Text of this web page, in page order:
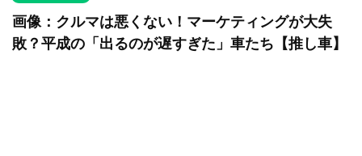
画像：クルマは悪くない！マーケティングが大失
敗？平成の「出るのが遅すぎた」車たち【推し車】